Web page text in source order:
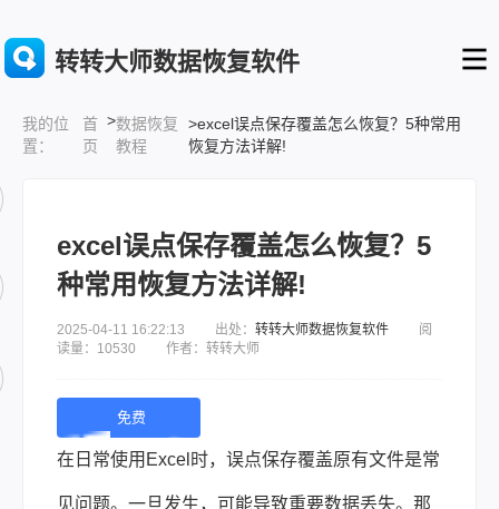
转转大师数据恢复软件
我的位
置：
首
页
>数据恢复
教程
>excel误点保存覆盖怎么恢复？5种常用
恢复方法详解!
excel误点保存覆盖怎么恢复？5
种常用恢复方法详解!
2025-04-11 16:22:13 出处： 转转大师数据恢复软件 阅
读量：10530 作者：转转大师
免费
下
在日常使用Excel时，误点保存覆盖原有文件是常
见问题。一旦发生，可能导致重要数据丢失。那